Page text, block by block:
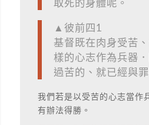
▲彼前四1
基督既在肉身受苦
樣的心志作為兵器
過苦的、就已經與
我們若是以受苦的心志當作
有辦法得勝。